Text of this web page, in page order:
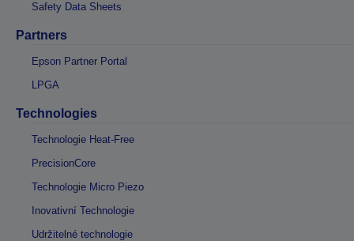
Safety Data Sheets
Partners
Epson Partner Portal
LPGA
Technologies
Technologie Heat-Free
PrecisionCore
Technologie Micro Piezo
Inovativní Technologie
Udržitelné technologie